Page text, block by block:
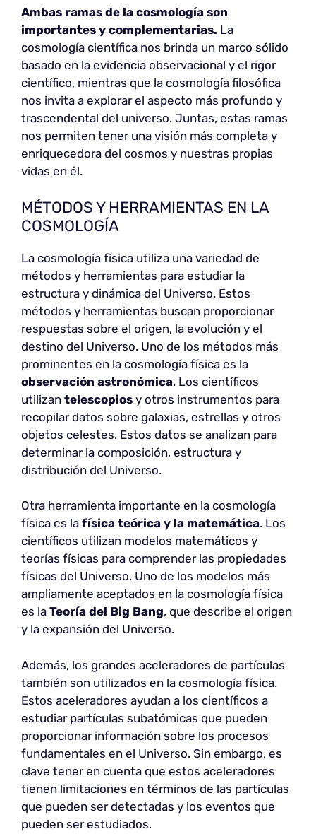
Ambas ramas de la cosmología son
importantes y complementarias. La
cosmología científica nos brinda un marco sólido
basado en la evidencia observacional y el rigor
científico, mientras que la cosmología filosófica
nos invita a explorar el aspecto más profundo y
trascendental del universo. Juntas, estas ramas
nos permiten tener una visión más completa y
enriquecedora del cosmos y nuestras propias
vidas en él.
MÉTODOS Y HERRAMIENTAS EN LA
COSMOLOGÍA
La cosmología física utiliza una variedad de
métodos y herramientas para estudiar la
estructura y dinámica del Universo. Estos
métodos y herramientas buscan proporcionar
respuestas sobre el origen, la evolución y el
destino del Universo. Uno de los métodos más
prominentes en la cosmología física es la
observación astronómica. Los científicos
utilizan telescopios y otros instrumentos para
recopilar datos sobre galaxias, estrellas y otros
objetos celestes. Estos datos se analizan para
determinar la composición, estructura y
distribución del Universo.
Otra herramienta importante en la cosmología
física es la física teórica y la matemática. Los
científicos utilizan modelos matemáticos y
teorías físicas para comprender las propiedades
físicas del Universo. Uno de los modelos más
ampliamente aceptados en la cosmología física
es la Teoría del Big Bang, que describe el origen
y la expansión del Universo.
Además, los grandes aceleradores de partículas
también son utilizados en la cosmología física.
Estos aceleradores ayudan a los científicos a
estudiar partículas subatómicas que pueden
proporcionar información sobre los procesos
fundamentales en el Universo. Sin embargo, es
clave tener en cuenta que estos aceleradores
tienen limitaciones en términos de las partículas
que pueden ser detectadas y los eventos que
pueden ser estudiados.